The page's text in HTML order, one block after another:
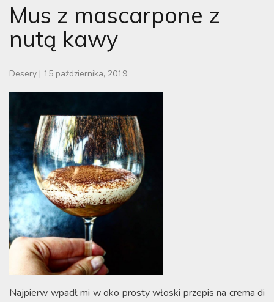
Mus z mascarpone z
nutą kawy
Desery | 15 października, 2019
Najpierw wpadł mi w oko prosty włoski przepis na crema di